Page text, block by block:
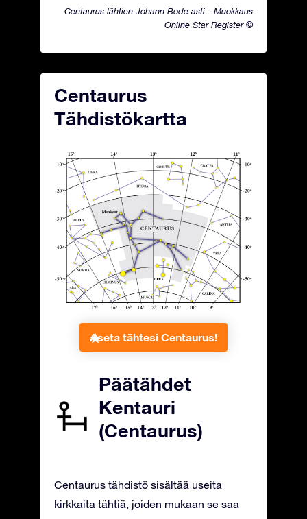
Centaurus lähtien Johann Bode asti - Muokkaus
Online Star Register ©
Centaurus
Tähdistökartta
Aseta tähtesi Centaurus!
Päätähdet
Kentauri
(Centaurus)
Centaurus tähdistö sisältää useita
kirkkaita tähtiä, joiden mukaan se saa